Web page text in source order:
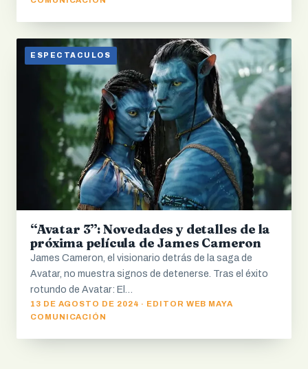
ESPECTACULOS
“Avatar 3”: Novedades y detalles de la
próxima película de James Cameron
James Cameron, el visionario detrás de la saga de
Avatar, no muestra signos de detenerse. Tras el éxito
rotundo de Avatar: El…
13 DE AGOSTO DE 2024 · EDITOR WEB MAYA
COMUNICACIÓN